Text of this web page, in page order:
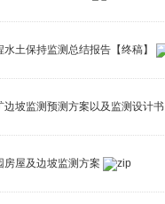
土保持监测总结报告【终稿】
边坡监测预测方案以及监测设计书
房屋及边坡监测方案